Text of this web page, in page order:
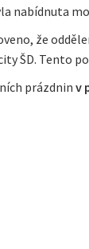
nabídnuta
že
ŠD. Tento
prázdninv